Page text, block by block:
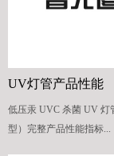
UV灯管产品性能
低压汞 UVC 杀菌 UV 灯
型）完整产品性能指标...